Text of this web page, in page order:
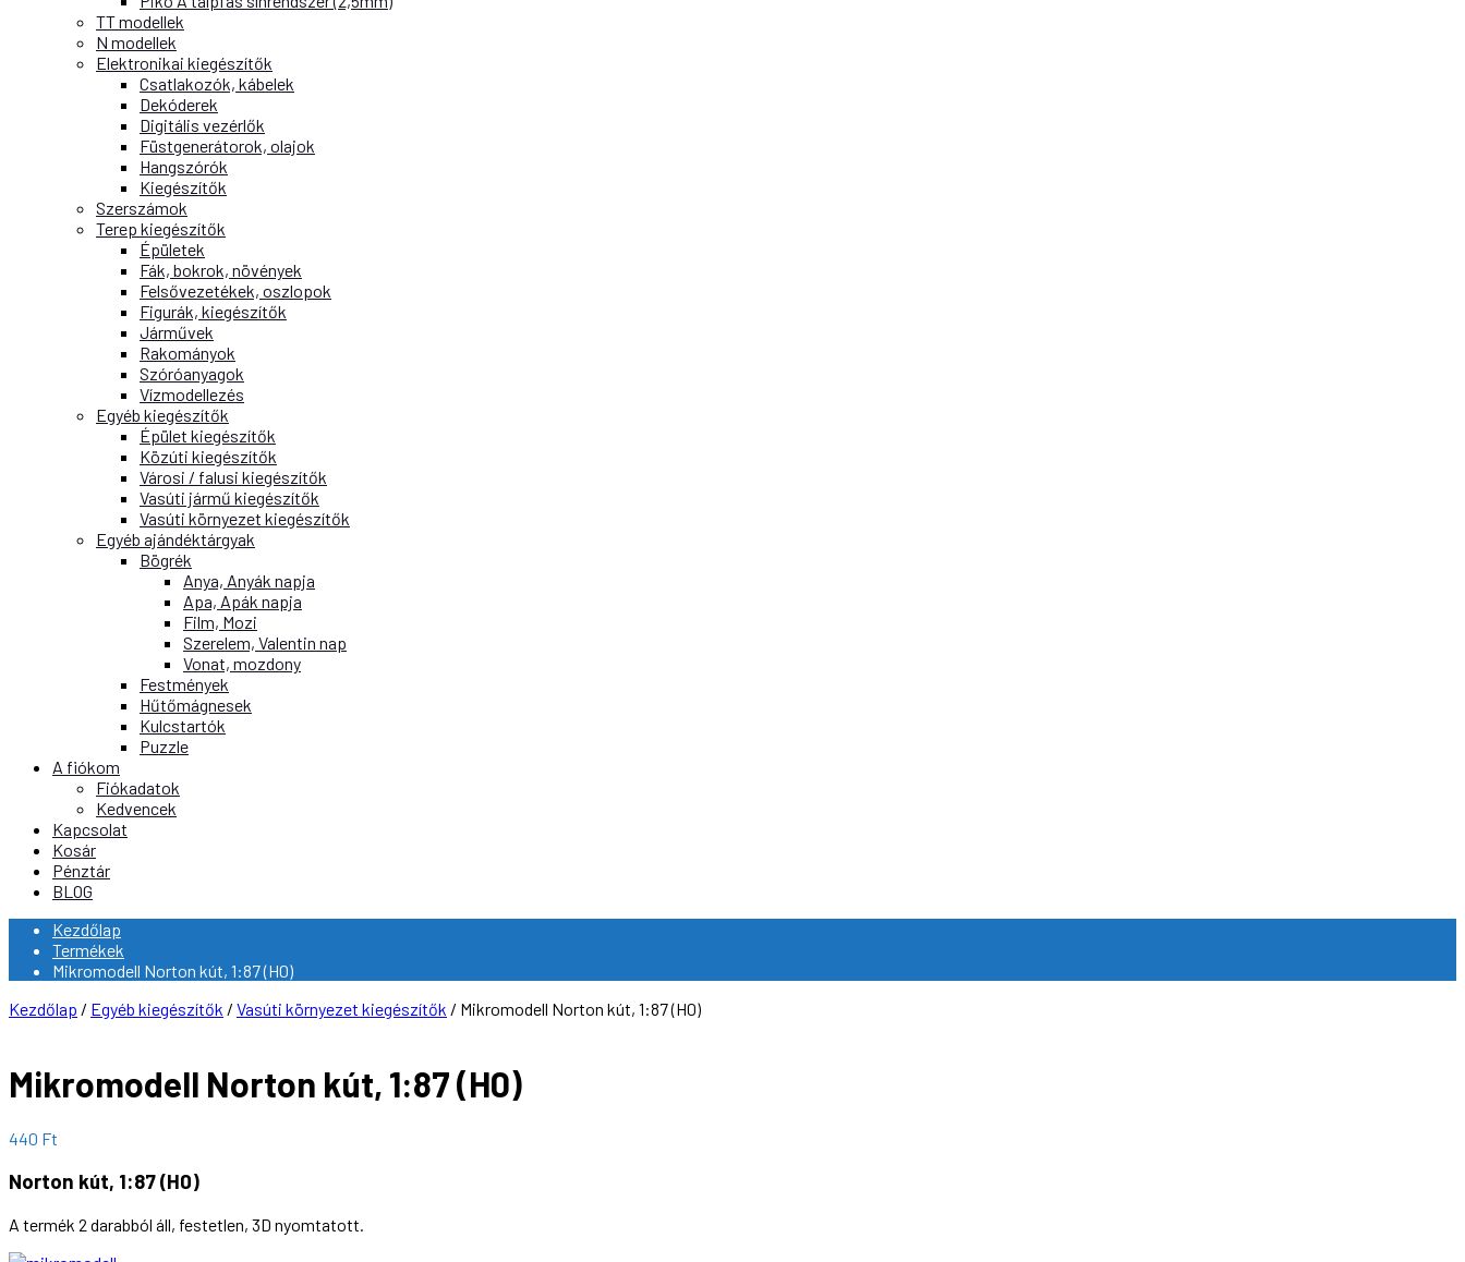
TT modellek
N modellek
Elektronikai kiegészítők
Csatlakozók, kábelek
Dekóderek
Digitális vezérlők
Füstgenerátorok, olajok
Hangszórók
Kiegészítők
Szerszámok
Terep kiegészítők
Épületek
Fák, bokrok, növények
Felsővezetékek, oszlopok
Figurák, kiegészítők
Járművek
Rakományok
Szóróanyagok
Vízmodellezés
Egyéb kiegészítők
Épület kiegészítők
Közúti kiegészítők
Városi / falusi kiegészítők
Vasúti jármű kiegészítők
Vasúti környezet kiegészítők
Egyéb ajándéktárgyak
Bögrék
Anya, Anyák napja
Apa, Apák napja
Film, Mozi
Szerelem, Valentin nap
Vonat, mozdony
Festmények
Hűtőmágnesek
Kulcstartók
Puzzle
A fiókom
Fiókadatok
Kedvencek
Kapcsolat
Kosár
Pénztár
BLOG
Kezdőlap
Termékek
Mikromodell Norton kút, 1:87 (H0)
Kezdőlap / Egyéb kiegészítők / Vasúti környezet kiegészítők / Mikromodell Norton kút, 1:87 (H0)
Mikromodell Norton kút, 1:87 (H0)
440 Ft
Norton kút, 1:87 (H0)
A termék 2 darabból áll, festetlen, 3D nyomtatott.